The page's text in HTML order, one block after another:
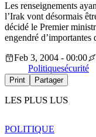
Les renseignements
l’Irak vont désormais
décidé le Premier
engendré
Feb 3, 2004 - 00:00
Politiquesécurité
Print Partager
LES PLUS LUS
POLITIQUE